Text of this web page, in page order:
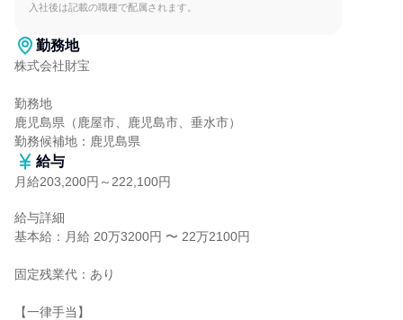
入社後は記載の職種で配属されます。
勤務地
株式会社財宝
勤務地
鹿児島県（鹿屋市、鹿児島市、垂水市）
勤務候補地：鹿児島県
給与
月給203,200円～222,100円
給与詳細
基本給：月給 20万3200円 〜 22万2100円
固定残業代：あり
【一律手当】